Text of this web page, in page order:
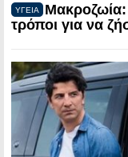
ΥΓΕΙΑ
Μακροζωία:
τρόποι για να